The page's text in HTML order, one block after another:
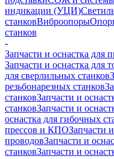
индикации (УЦИ)
станковВиброопоры
станков
-
Запчасти и оснастка для
Запчасти и оснастка для
для сверлильных станков
резьбонарезных станков
станковЗапчасти и
станковЗапчасти и
оснастка для гибочных
прессов и КПОЗапчасти
проводовЗапчасти и
станковЗапчасти и